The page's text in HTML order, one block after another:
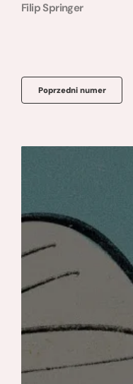
Filip Springer
Poprzedni numer